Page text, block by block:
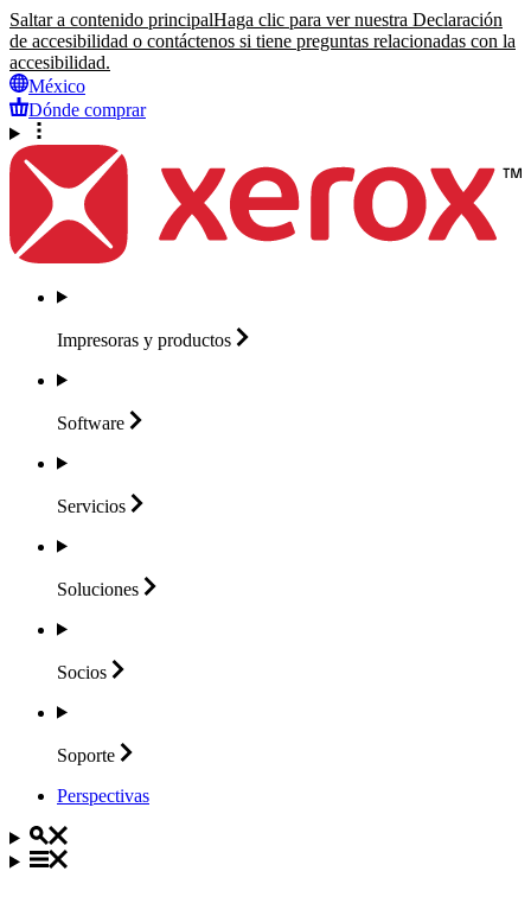
Saltar a contenido principalHaga clic para ver nuestra Declaración
de accesibilidad o contáctenos si tiene preguntas relacionadas con la
accesibilidad.
México
Dónde comprar
Impresoras y productos
Software
Servicios
Soluciones
Socios
Soporte
Perspectivas